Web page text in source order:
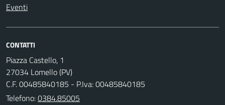
Eventi
CONTATTI
Piazza Castello, 1
27034 Lomello (PV)
C.F. 00485840185 - P.Iva: 00485840185
Telefono:0384.85005